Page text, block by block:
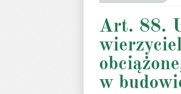
Art. 88.
w